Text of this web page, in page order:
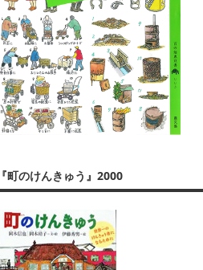
『町のけんきゅう』2000